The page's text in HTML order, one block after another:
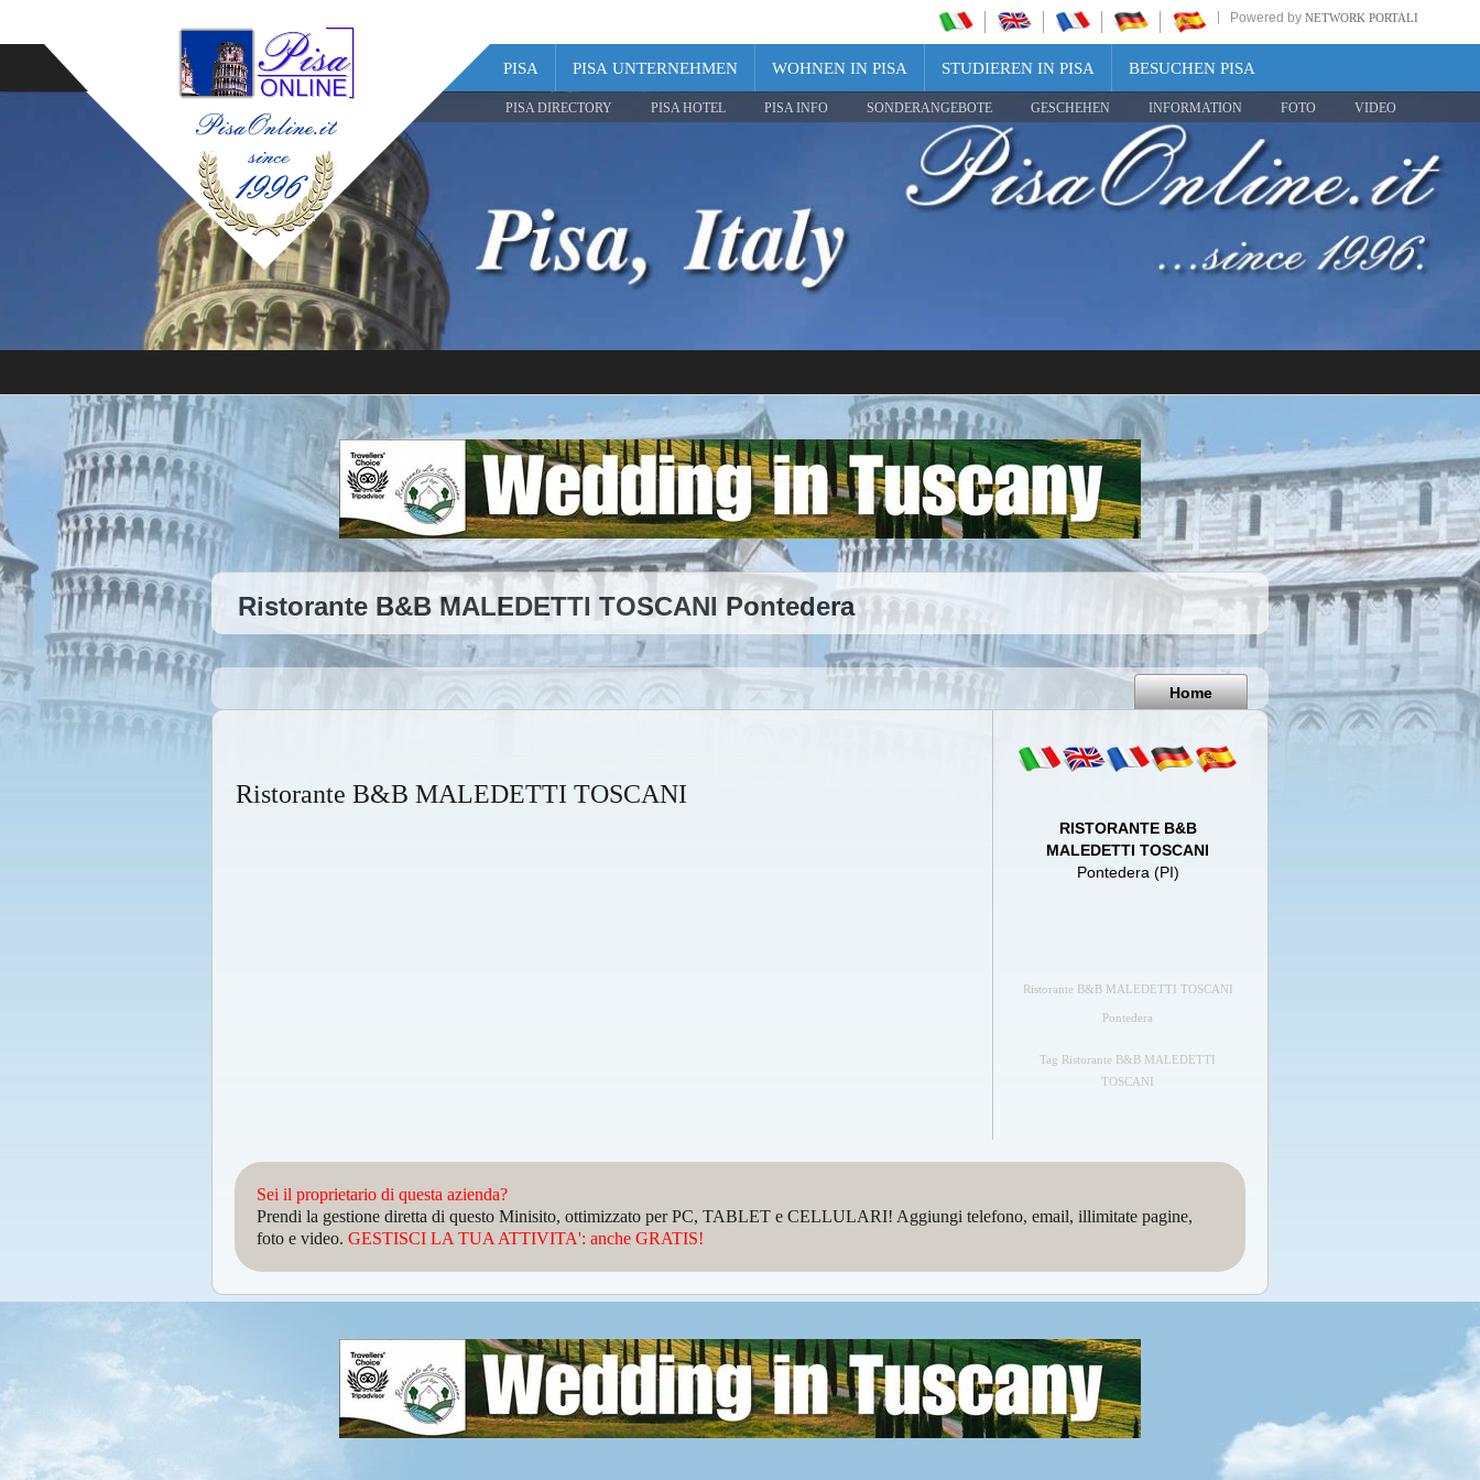
Powered by NETWORK PORTALI
PISA PISA UNTERNEHMEN WOHNEN IN PISA STUDIEREN IN PISA BESUCHEN PISA
PISA DIRECTORY PISA HOTEL PISA INFO SONDERANGEBOTE GESCHEHEN INFORMATION FOTO VIDEO
Share
Pisa
Italy
Ristorante B&B MALEDETTI TOSCANI Pontedera
Home
Ristorante B&B MALEDETTI TOSCANI
RISTORANTE B&B
MALEDETTI TOSCANI
Pontedera (PI)
Ristorante B&B MALEDETTI TOSCANI
Pontedera
Tag Ristorante B&B MALEDETTI
TOSCANI
Sei il proprietario di questa azienda?
Prendi la gestione diretta di questo Minisito, ottimizzato per PC, TABLET e CELLULARI! Aggiungi telefono, email, illimitate pagine,
foto e video. GESTISCI LA TUA ATTIVITA': anche GRATIS!